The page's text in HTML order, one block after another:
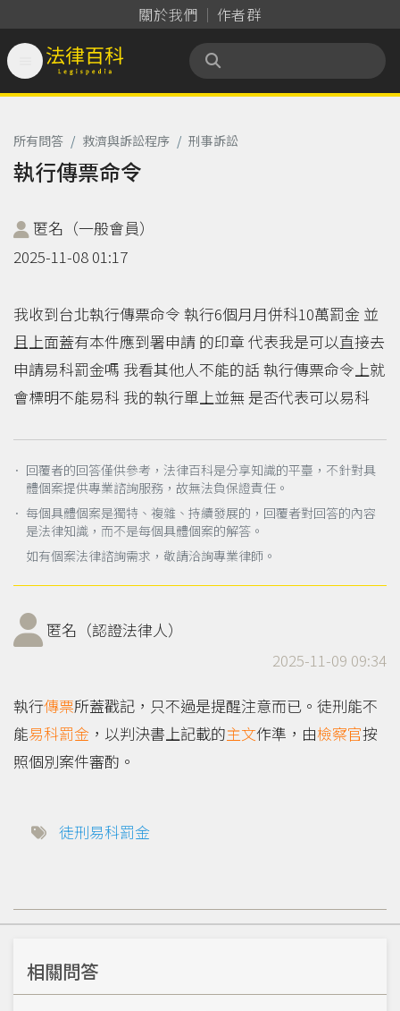
關於我們 作者群
法律百科 Legispedia
所有問答 / 救濟與訴訟程序 / 刑事訴訟
執行傳票命令
匿名（一般會員）
2025-11-08 01:17
我收到台北執行傳票命令 執行6個月月併科10萬罰金 並
且上面蓋有本件應到署申請 的印章 代表我是可以直接去
申請易科罰金嗎 我看其他人不能的話 執行傳票命令上就
會標明不能易科 我的執行單上並無 是否代表可以易科
． 回覆者的回答僅供參考，法律百科是分享知識的平臺，不針對具
體個案提供專業諮詢服務，故無法負保證責任。
． 每個具體個案是獨特、複雜、持續發展的，回覆者對回答的內容
是法律知識，而不是每個具體個案的解答。
如有個案法律諮詢需求，敬請洽詢專業律師。
匿名（認證法律人）
2025-11-09 09:34
執行傳票所蓋戳記，只不過是提醒注意而已。徒刑能不
能易科罰金 ，以判決書上記載的主文作準，由檢察官按
照個別案件審酌。
徒刑易科罰金
相關問答